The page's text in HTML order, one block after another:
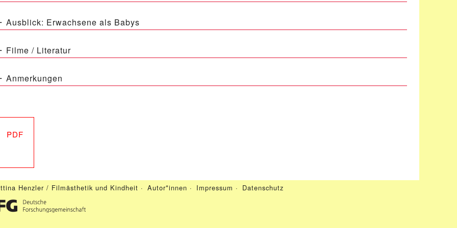
Ausblick: Erwachsene als Babys
Filme / Literatur
Anmerkungen
PDF
Henzler / Filmästhetik und Kindheit · Autor*innen · Impressum · Datenschutz